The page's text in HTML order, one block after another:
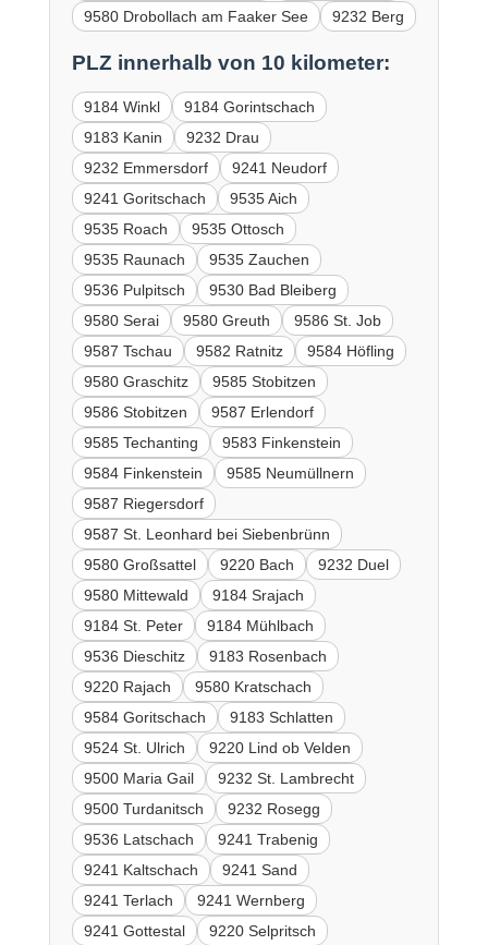
9580 Drobollach am Faaker See
9232 Berg
PLZ innerhalb von 10 kilometer:
9184 Winkl
9184 Gorintschach
9183 Kanin
9232 Drau
9232 Emmersdorf
9241 Neudorf
9241 Goritschach
9535 Aich
9535 Roach
9535 Ottosch
9535 Raunach
9535 Zauchen
9536 Pulpitsch
9530 Bad Bleiberg
9580 Serai
9580 Greuth
9586 St. Job
9587 Tschau
9582 Ratnitz
9584 Höfling
9580 Graschitz
9585 Stobitzen
9586 Stobitzen
9587 Erlendorf
9585 Techanting
9583 Finkenstein
9584 Finkenstein
9585 Neumüllnern
9587 Riegersdorf
9587 St. Leonhard bei Siebenbrünn
9580 Großsattel
9220 Bach
9232 Duel
9580 Mittewald
9184 Srajach
9184 St. Peter
9184 Mühlbach
9536 Dieschitz
9183 Rosenbach
9220 Rajach
9580 Kratschach
9584 Goritschach
9183 Schlatten
9524 St. Ulrich
9220 Lind ob Velden
9500 Maria Gail
9232 St. Lambrecht
9500 Turdanitsch
9232 Rosegg
9536 Latschach
9241 Trabenig
9241 Kaltschach
9241 Sand
9241 Terlach
9241 Wernberg
9241 Gottestal
9220 Selpritsch